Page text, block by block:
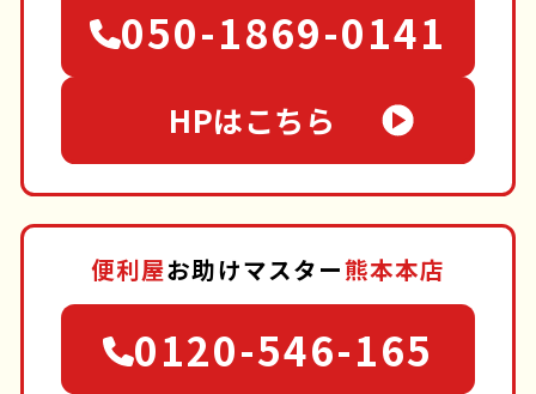
050-1869-0141
HPはこちら
便利屋お助けマスター熊本本店
0120-546-165